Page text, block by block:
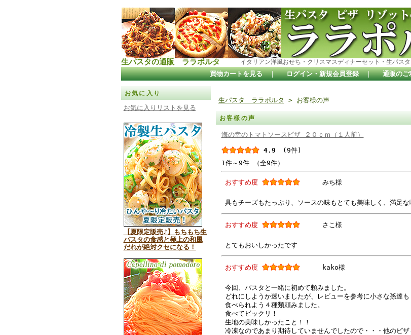
生パスタの通販 ララポルタ イタリアン洋風おせち・クリスマスディナーセット・生パ
買物カートを見る ｜ ログイン・新規会員登録 ｜ 通販のご
お気に入り
お気に入りリストを見る
【夏限定販売♪】もちもち生
パスタの食感と極上の和風
だれが絶対クセになる！
生パスタ ララポルタ > お客様の声
お客様の声
海の幸のトマトソースピザ ２０ｃｍ（１人前）
4.9 (9件)
1件～9件 （全9件）
おすすめ度 みち様
具もチーズもたっぷり、ソースの味もとても美味しく、満足な
おすすめ度 さこ様
とてもおいしかったです
おすすめ度 kako様
今回、パスタと一緒に初めて頼みました。
どれにしようか迷いましたが、レビューを参考に小さな孫達も
食べられよう４種類頼みました。
食べてビックリ！
生地の美味しかったこと！！
冷凍なのであまり期待していませんでしたので・・・他のピザ